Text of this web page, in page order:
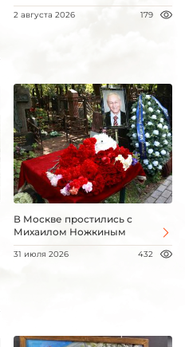
2 августа 2026 179
В Москве простились с
Михаилом Ножкиным
31 июля 2026 432